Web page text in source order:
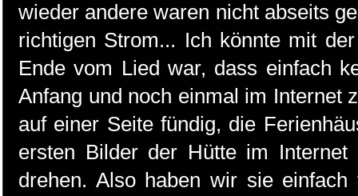
wieder andere waren nicht abseits
richtigen Strom... Ich könnte mit
Ende vom Lied war, dass einfach
Anfang und noch einmal im Internet
auf einer Seite fündig, die
ersten Bilder der Hütte im
drehen. Also haben wir sie